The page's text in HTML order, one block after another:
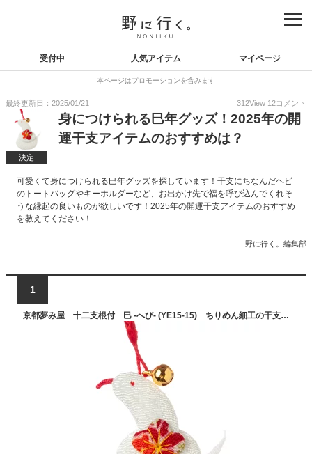
受付中 人気アイテム マイページ
本ページはプロモーションを含みます
最終更新日：2025/01/21 312View 12コメント
決定
身につけられる巳年グッズ！2025年の開
運干支アイテムのおすすめは？
可愛くて身につけられる巳年グッズを探しています！干支にちなんだヘビ
のトートバッグやキーホルダーなど、お出かけ先で福を呼び込んでくれそ
うな縁起の良いものが欲しいです！2025年の開運干支アイテムのおすすめ
を教えてください！
野に行く。編集部
1
京都夢み屋 十二支根付 巳 -へび- (YE15-15) ちりめん細工の干支小物 Japanese zodiac accessory of crepe fabric